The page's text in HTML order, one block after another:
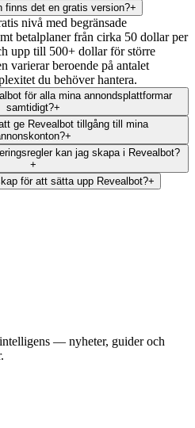
finns det en gratis version?+
nivå med begränsade
betalplaner från cirka 50 dollar per
upp till 500+ dollar för större
varierar beroende på antalet
du behöver hantera.
för alla mina annondsplattformar
samtidigt?+
ge Revealbot tillgång till mina
+
kan jag skapa i Revealbot?
+
för att sätta upp Revealbot?+
— nyheter, guider och